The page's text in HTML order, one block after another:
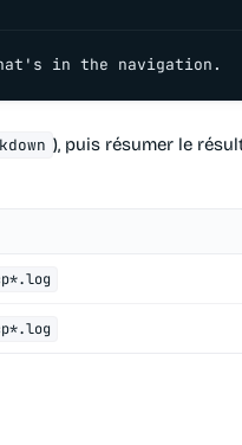
in the navigation.
), puis résumer le